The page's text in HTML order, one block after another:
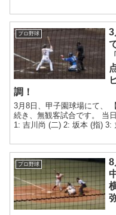
プロ野球
3
調！
3月8日、甲子園球場にて、
続き、無観客試合です。 当
1: 吉川尚 (二) 2: 坂本 (指) 3:
プロ野球
8